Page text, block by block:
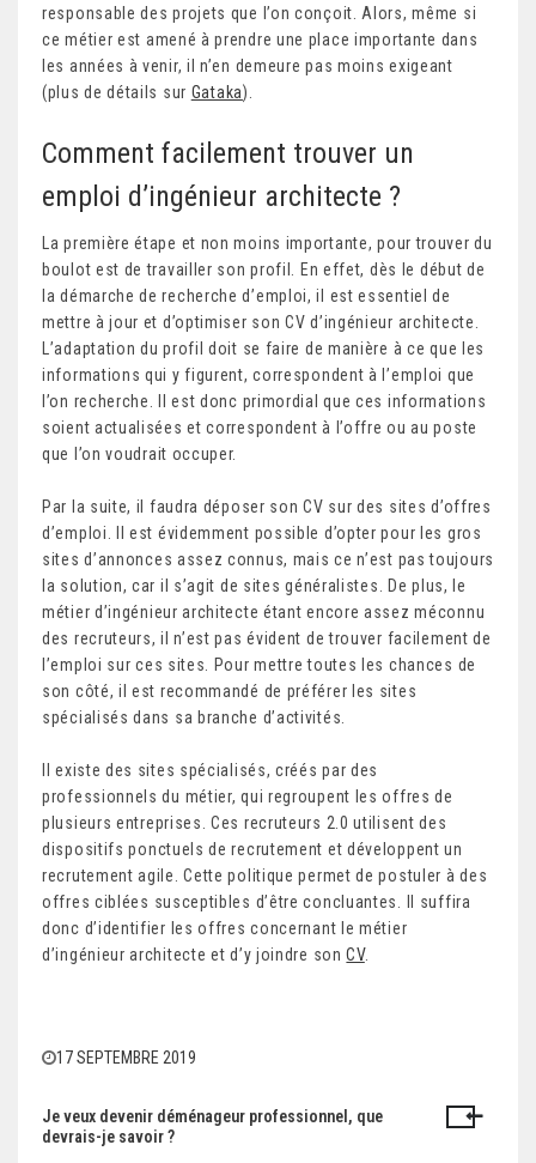
responsable des projets que l’on conçoit. Alors, même si
ce métier est amené à prendre une place importante dans
les années à venir, il n’en demeure pas moins exigeant
(plus de détails sur Gataka).
Comment facilement trouver un
emploi d’ingénieur architecte ?
La première étape et non moins importante, pour trouver du
boulot est de travailler son profil. En effet, dès le début de
la démarche de recherche d’emploi, il est essentiel de
mettre à jour et d’optimiser son CV d’ingénieur architecte.
L’adaptation du profil doit se faire de manière à ce que les
informations qui y figurent, correspondent à l’emploi que
l’on recherche. Il est donc primordial que ces informations
soient actualisées et correspondent à l’offre ou au poste
que l’on voudrait occuper.
Par la suite, il faudra déposer son CV sur des sites d’offres
d’emploi. Il est évidemment possible d’opter pour les gros
sites d’annonces assez connus, mais ce n’est pas toujours
la solution, car il s’agit de sites généralistes. De plus, le
métier d’ingénieur architecte étant encore assez méconnu
des recruteurs, il n’est pas évident de trouver facilement de
l’emploi sur ces sites. Pour mettre toutes les chances de
son côté, il est recommandé de préférer les sites
spécialisés dans sa branche d’activités.
Il existe des sites spécialisés, créés par des
professionnels du métier, qui regroupent les offres de
plusieurs entreprises. Ces recruteurs 2.0 utilisent des
dispositifs ponctuels de recrutement et développent un
recrutement agile. Cette politique permet de postuler à des
offres ciblées susceptibles d’être concluantes. Il suffira
donc d’identifier les offres concernant le métier
d’ingénieur architecte et d’y joindre sonCV.
17 SEPTEMBRE 2019
N
Je veux devenir déménageur professionnel, que
devrais-je savoir ?